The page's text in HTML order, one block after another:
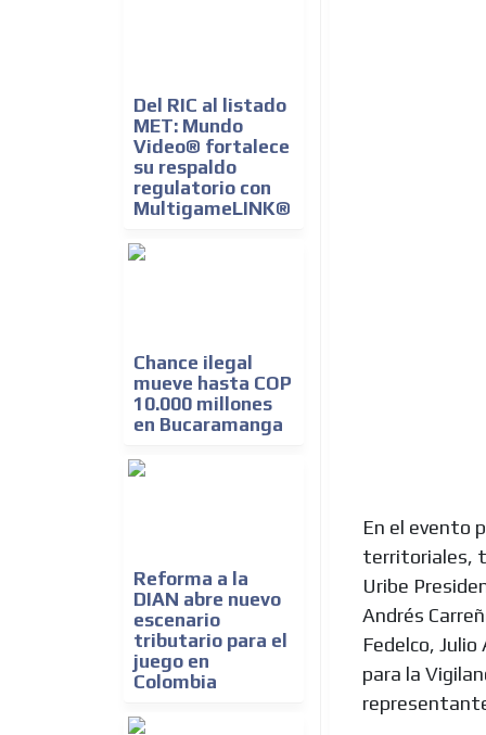
Del RIC al listado
MET: Mundo
Video® fortalece
su respaldo
regulatorio con
MultigameLINK®
Chance ilegal
mueve hasta COP
10.000 millones
en Bucaramanga
Reforma a la
DIAN abre nuevo
escenario
tributario para el
juego en
Colombia
En el evento
territoriales,
Uribe
Andrés
Fedelco,
para la